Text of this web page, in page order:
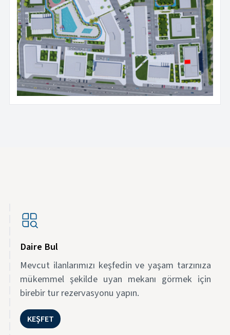
Daire Bul
Mevcut ilanlarımızı keşfedin ve yaşam tarzınıza
mükemmel şekilde uyan mekanı görmek için
birebir tur rezervasyonu yapın.
KEŞFET